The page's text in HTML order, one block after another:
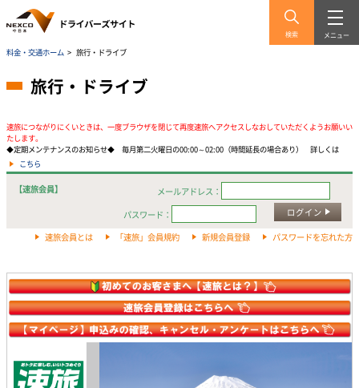
検索 メニュー
料金・交通ホーム > 旅行・ドライブ
旅行・ドライブ
速旅につながりにくいときは、一度ブラウザを閉じて再度速旅へアクセスしなおしていただくようお願いい
たします。
◆定期メンテナンスのお知らせ◆ 毎月第二火曜日の00:00～02:00（時間延長の場合あり） 詳しくは
こちら
【速旅会員】
メールアドレス：
パスワード：
ログイン
速旅会員とは 「速旅」会員規約 新規会員登録 パスワードを忘れた方